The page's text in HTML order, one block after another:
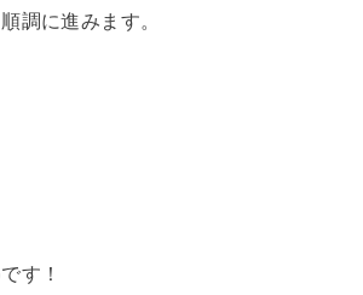
調に進みます。
す！